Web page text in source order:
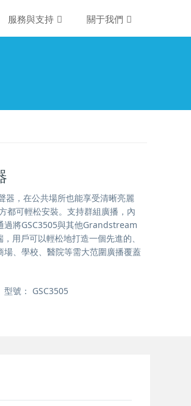
服務與支持 關于我們
器，在公共場所也能享受清晰亮麗
都可輕松安裝。支持群組廣播，內
過將GSC3505與其他Grandstream
用戶可以輕松地打造一個先進的、
、學校、醫院等需大范圍廣播覆蓋
型號： GSC3505